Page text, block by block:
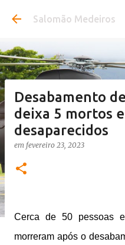
Pular para o
Salomão Medeiros
Desabamento
deixa 5 mortos
desaparecidos
em fevereiro 23, 2023
Cerca de 50 pessoas
morreram após o